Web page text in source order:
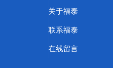
关于福泰
联系福泰
在线留言